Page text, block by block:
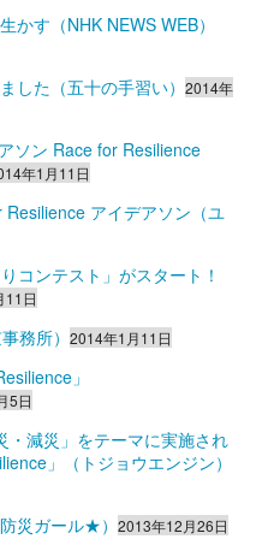
かす（NHK NEWS WEB）
した（五十の手習い） 2014年
ソン Race for Resilience
年1月11日
アイデアソン（ユ
コンテスト」がスタート！
11日
務所） 2014年1月11日
」
5日
・減災」をテーマに実施され
」（トジョウエンジン）
災ガール★） 2013年12月26日